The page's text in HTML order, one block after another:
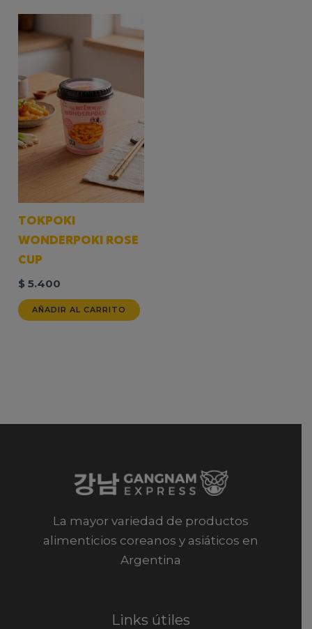
TOKPOKI
WONDERPOKI ROSE
CUP
$ 5.400
AÑADIR AL CARRITO
La mayor variedad de productos
alimenticios coreanos y asiáticos en
Argentina
Links útiles